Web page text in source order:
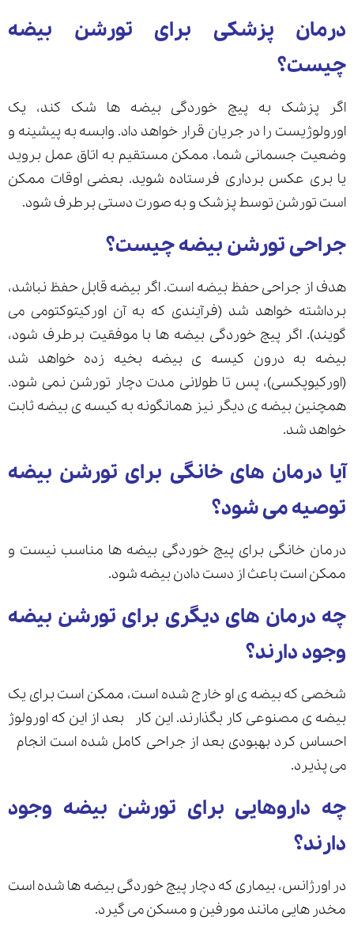
درمان پزشکی برای تورشن بیضه
چیست؟
اگر پزشک به پیچ خوردگی بیضه ها شک کند، یک
اورولوژیست را در جریان قرار خواهد داد. وابسه به پیشینه و
وضعیت جسمانی شما، ممکن مستقیم به اتاق عمل بروید
یا بری عکس برداری فرستاده شوید. بعضی اوقات ممکن
است تورشن توسط پزشک و به صورت دستی برطرف شود.
جراحی تورشن بیضه چیست؟
هدف از جراحی حفظ بیضه است. اگر بیضه قابل حفظ نباشد،
برداشته خواهد شد (فرآیندی که به آن اورکیتوکتومی می
گویند). اگر پیچ خوردگی بیضه ها با موفقیت برطرف شود،
بیضه به درون کیسه ی بیضه بخیه زده خواهد شد
(اورکیوپکسی)، پس تا طولانی مدت دچار تورشن نمی شود.
همچنین بیضه ی دیگر نیز همانگونه به کیسه ی بیضه ثابت
خواهد شد.
آیا درمان های خانگی برای تورشن بیضه
توصیه می شود؟
درمان خانگی برای پیچ خوردگی بیضه ها مناسب نیست و
ممکن است باعث از دست دادن بیضه شود.
چه درمان های دیگری برای تورشن بیضه
وجود دارند؟
شخصی که بیضه ی او خارج شده است، ممکن است برای یک
بیضه ی مصنوعی کار بگذارند. این کار بعد از این که اورولوژ
احساس کرد بهبودی بعد از جراحی کامل شده است انجام
می پذیرد.
چه داروهایی برای تورشن بیضه وجود
دارند؟
در اورژانس، بیماری که دچار پیچ خوردگی بیضه ها شده است
مخدر هایی مانند مورفین و مسکن می گیرد.